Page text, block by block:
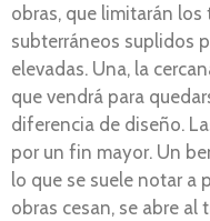
obras, que limitarán los
subterráneos suplidos
elevadas. Una, la
que vendrá para
diferencia de diseño.
por un fin mayor. Un
lo que se suele notar a
obras cesan, se abre